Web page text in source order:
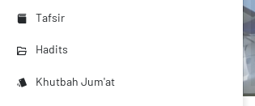
Tafsir
Hadits
Khutbah Jum'at